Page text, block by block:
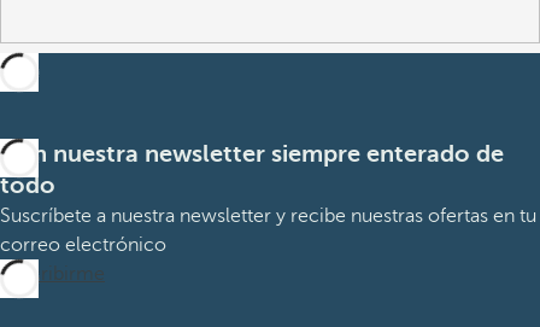
Con nuestra newsletter siempre enterado de
todo
Suscríbete a nuestra newsletter y recibe nuestras ofertas en tu
correo electrónico
Suscribirme